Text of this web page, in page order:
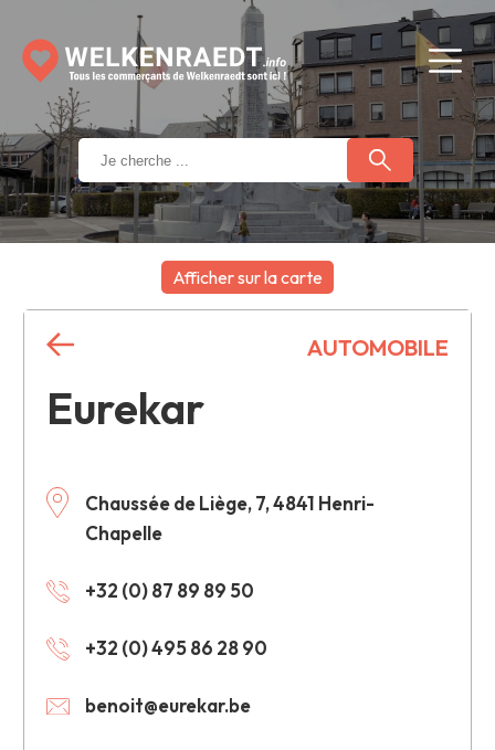
Afficher sur la carte
Eurekar
Chaussée de Liège, 7, 4841 Henri-
Chapelle
+32 (0) 87 89 89 50
+32 (0) 495 86 28 90
benoit@eurekar.be
AUTOMOBILE
+
−